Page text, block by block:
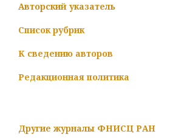
Авторский указатель
Список рубрик
К сведению авторов
Редакционная политика
Другие журналы ФНИСЦ РАН